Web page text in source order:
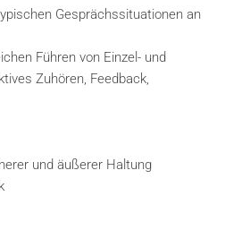
Gesprächssituationen an
Führen von Einzel- und
Zuhören, Feedback,
und äußerer Haltung